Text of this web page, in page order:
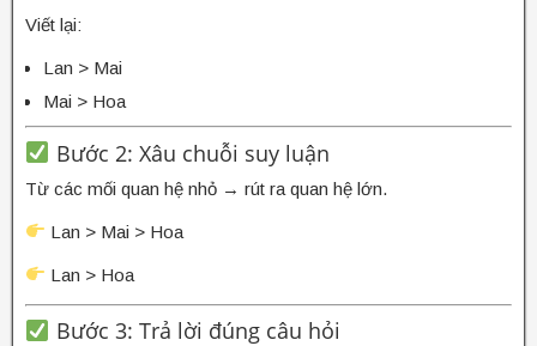
Viết lại:
Lan > Mai
Mai > Hoa
Bước 2: Xâu chuỗi suy luận
Từ các mối quan hệ nhỏ → rút ra quan hệ lớn.
Lan > Mai > Hoa
Lan > Hoa
Bước 3: Trả lời đúng câu hỏi